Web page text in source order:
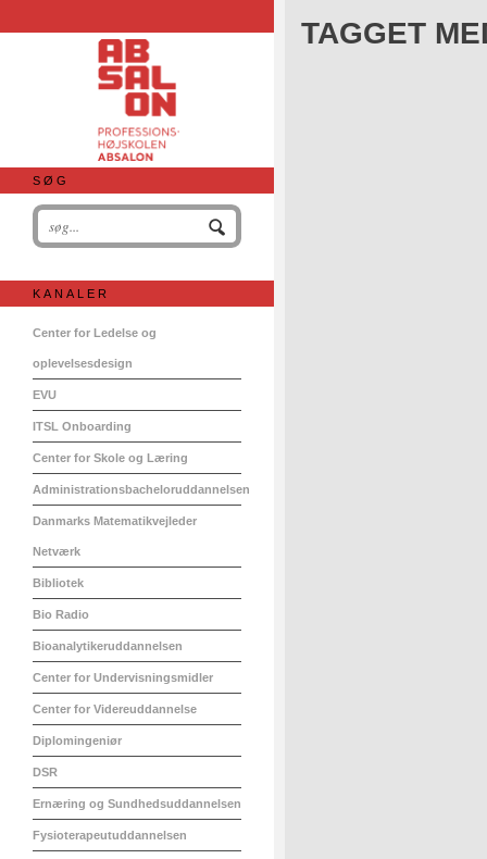
SØG
KANALER
Center for Ledelse og
oplevelsesdesign
EVU
ITSL Onboarding
Center for Skole og Læring
Administrationsbacheloruddannelsen
Danmarks Matematikvejleder
Netværk
Bibliotek
Bio Radio
Bioanalytikeruddannelsen
Center for Undervisningsmidler
Center for Videreuddannelse
Diplomingeniør
DSR
Ernæring og Sundhedsuddannelsen
Fysioterapeutuddannelsen
TAGGET